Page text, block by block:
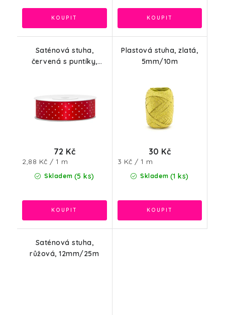
Saténová stuha,
červená s puntíky,
Skladem (5 ks)
72 Kč
Měrná
cena:
2,88 Kč / 1 m
Plastová stuha, zlatá,
5mm/10m
Skladem (1 ks)
30 Kč
Měrná
cena:
3 Kč / 1 m
Saténová stuha,
růžová, 12mm/25m